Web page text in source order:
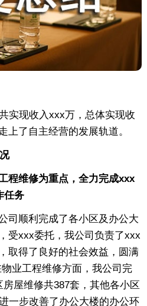
现收入xxx万，总体实现收
上了自主经营的发展轨道。
维修为重点，全力完成xxx
任务
顺利完成了各小区及办公大
受xxx委托，我公司负责了xxx
取得了良好的社会效益，圆满
业工程维修方面，我公司完
屋维修共387套，其他各小区
一步改善了办公大楼的办公环